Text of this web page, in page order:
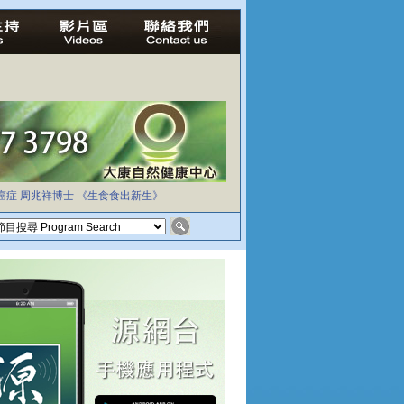
症 周兆祥博士 《生食食出新生》